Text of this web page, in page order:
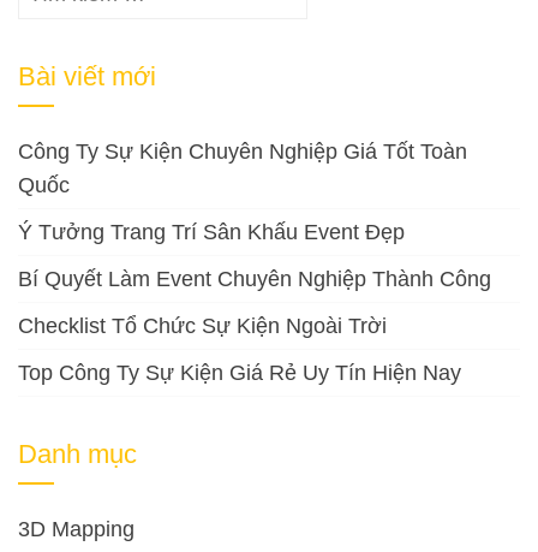
Bài viết mới
Công Ty Sự Kiện Chuyên Nghiệp Giá Tốt Toàn
Quốc
Ý Tưởng Trang Trí Sân Khấu Event Đẹp
Bí Quyết Làm Event Chuyên Nghiệp Thành Công
Checklist Tổ Chức Sự Kiện Ngoài Trời
Top Công Ty Sự Kiện Giá Rẻ Uy Tín Hiện Nay
Danh mục
3D Mapping